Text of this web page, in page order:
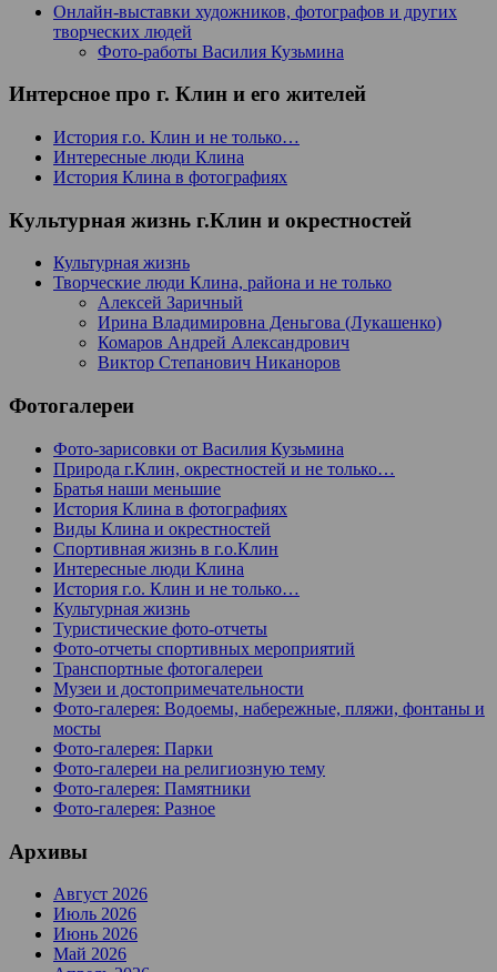
Онлайн-выставки художников, фотографов и других
творческих людей
Фото-работы Василия Кузьмина
Интерсное про г. Клин и его жителей
История г.о. Клин и не только…
Интересные люди Клина
История Клина в фотографиях
Культурная жизнь г.Клин и окрестностей
Культурная жизнь
Творческие люди Клина, района и не только
Алексей Заричный
Ирина Владимировна Деньгова (Лукашенко)
Комаров Андрей Александрович
Виктор Степанович Никаноров
Фотогалереи
Фото-зарисовки от Василия Кузьмина
Природа г.Клин, окрестностей и не только…
Братья наши меньшие
История Клина в фотографиях
Виды Клина и окрестностей
Спортивная жизнь в г.о.Клин
Интересные люди Клина
История г.о. Клин и не только…
Культурная жизнь
Туристические фото-отчеты
Фото-отчеты спортивных мероприятий
Транспортные фотогалереи
Музеи и достопримечательности
Фото-галерея: Водоемы, набережные, пляжи, фонтаны и
мосты
Фото-галерея: Парки
Фото-галереи на религиозную тему
Фото-галерея: Памятники
Фото-галерея: Разное
Архивы
Август 2026
Июль 2026
Июнь 2026
Май 2026